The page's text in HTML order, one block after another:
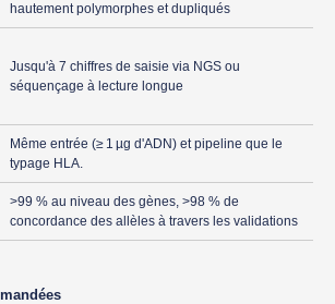
hautement polymorphes et dupliqués
Jusqu'à 7 chiffres de saisie via NGS ou
séquençage à lecture longue
Même entrée (≥ 1 µg d'ADN) et pipeline que le
typage HLA.
>99 % au niveau des gènes, >98 % de
concordance des allèles à travers les validations